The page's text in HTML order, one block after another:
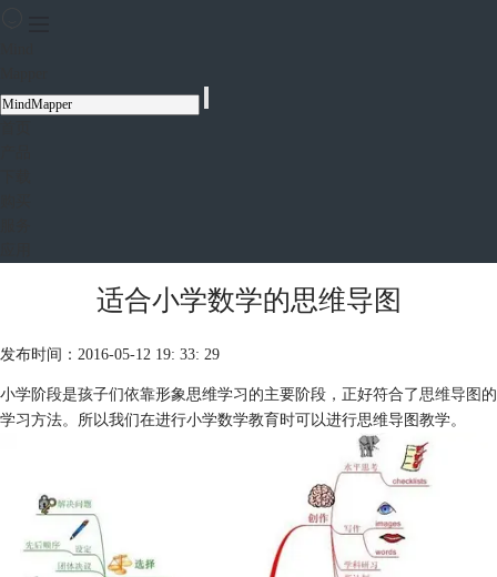
适合小学数学的思维导图
发布时间：2016-05-12 19: 33: 29
小学阶段是孩子们依靠形象思维学习的主要阶段，正好符合了思维导图的
学习方法。所以我们在进行小学数学教育时可以进行思维导图教学。